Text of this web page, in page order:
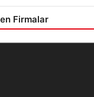
Firmalar